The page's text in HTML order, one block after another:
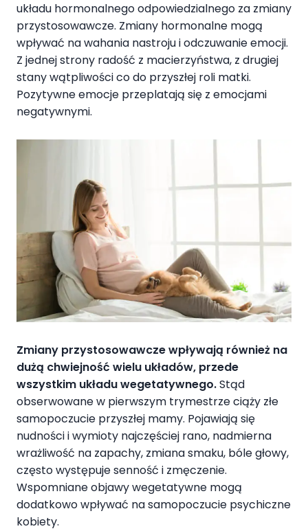
układu hormonalnego odpowiedzialnego za zmiany
przystosowawcze. Zmiany hormonalne mogą
wpływać na wahania nastroju i odczuwanie emocji.
Z jednej strony radość z macierzyństwa, z drugiej
stany wątpliwości co do przyszłej roli matki.
Pozytywne emocje przeplatają się z emocjami
negatywnymi.
Zmiany przystosowawcze wpływają również na
dużą chwiejność wielu układów, przede
wszystkim układu wegetatywnego.Stąd
obserwowane w pierwszym trymestrze ciąży złe
samopoczucie przyszłej mamy. Pojawiają się
nudności i wymioty najczęściej rano, nadmierna
wrażliwość na zapachy, zmiana smaku, bóle głowy,
często występuje senność i zmęczenie.
Wspomniane objawy wegetatywne mogą
dodatkowo wpływać na samopoczucie psychiczne
kobiety.